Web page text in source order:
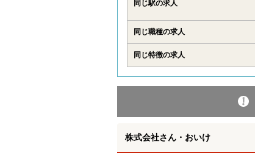
同じ駅の求人
同じ職種の求人
同じ特徴の求人
株式会社さん・おいけ